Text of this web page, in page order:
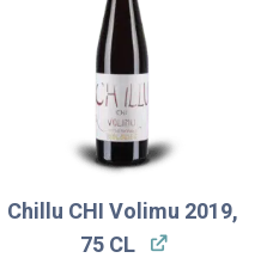
Chillu CHI Volimu 2019,
75 CL